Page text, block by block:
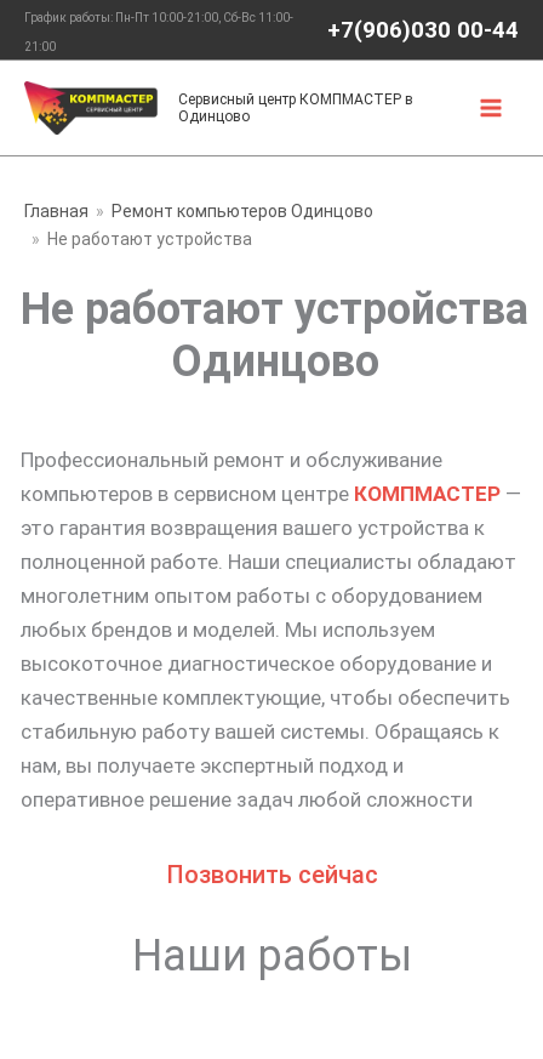
Перейти
содержимому
График работы: Пн-Пт 10:00-21:00, Сб-Вс 11:00-
21:00
+7(906)030 00-44
Сервисный центр КОМПМАСТЕР в
Одинцово
Главная
Ремонт компьютеров Одинцово
Не работают устройства
Не работают устройства
Одинцово
Профессиональный ремонт и обслуживание
компьютеров в сервисном центре КОМПМАСТЕР —
это гарантия возвращения вашего устройства к
полноценной работе. Наши специалисты обладают
многолетним опытом работы с оборудованием
любых брендов и моделей. Мы используем
высокоточное диагностическое оборудование и
качественные комплектующие, чтобы обеспечить
стабильную работу вашей системы. Обращаясь к
нам, вы получаете экспертный подход и
оперативное решение задач любой сложности
Позвонить сейчас
Наши работы